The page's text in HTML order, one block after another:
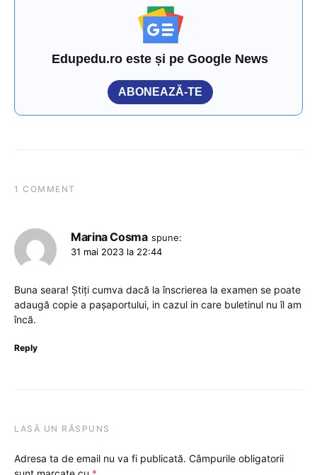
Edupedu.ro este și pe Google News
ABONEAZĂ-TE
1 COMMENT
Marina Cosma spune:
31 mai 2023 la 22:44
Buna seara! Știți cumva dacă la înscrierea la examen se poate
adaugă copie a pașaportului, in cazul in care buletinul nu îl am
încă.
Reply
LASĂ UN RĂSPUNS
Adresa ta de email nu va fi publicată. Câmpurile obligatorii